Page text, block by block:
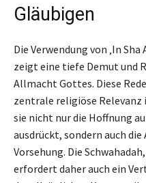
Gläubigen
Die Verwendung von ‚In
zeigt eine tiefe Demut und
Allmacht Gottes. Diese
zentrale religiöse Relevanz
sie nicht nur die Hoffnung
ausdrückt, sondern auch
Vorsehung. Die
erfordert daher auch ein